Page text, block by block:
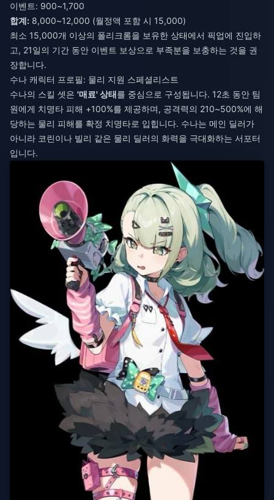
이벤트: 900~1,700
합계: 8,000~12,000 (월정액 포함 시 15,000)
최소 15,000개 이상의 폴리크롬을 보유한 상태에서 픽업에 진입하
고, 21일의 기간 동안 이벤트 보상으로 부족분을 보충하는 것을 권
장합니다.
수나 캐릭터 프로필: 물리 지원 스페셜리스트
수나의 스킬 셋은 '매료' 상태를 중심으로 구성됩니다. 12초 동안 팀
원에게 치명타 피해 +100%를 제공하며, 공격력의 210~500%에 해
당하는 물리 피해를 확정 치명타로 입힙니다. 수나는 메인 딜러가
아니라 코린이나 빌리 같은 물리 딜러의 화력을 극대화하는 서포터
입니다.